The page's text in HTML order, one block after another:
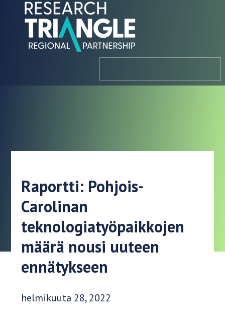
Siirry sisältöön
Raportti: Pohjois-
Carolinan
teknologiatyöpaikkojen
määrä nousi uuteen
ennätykseen
Julkaisupäivä:
helmikuuta 28, 2022